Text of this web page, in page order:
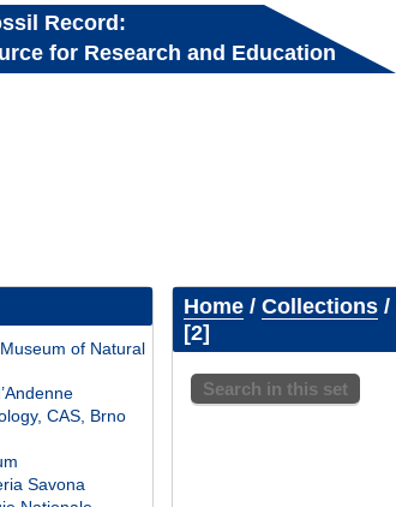
Record:
for Research and Education
of Natural
CAS, Brno
Savona
Home/ Collections/
2
Search in this set